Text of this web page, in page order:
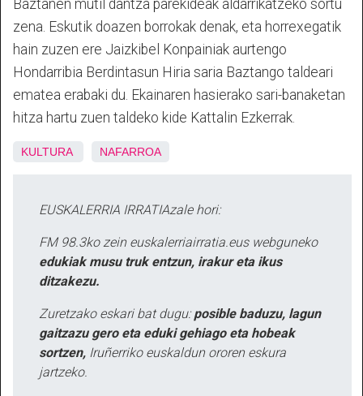
Baztanen mutil dantza parekideak aldarrikatzeko sortu
zena. Eskutik doazen borrokak denak, eta horrexegatik
hain zuzen ere Jaizkibel Konpainiak aurtengo
Hondarribia Berdintasun Hiria saria Baztango taldeari
ematea erabaki du. Ekainaren hasierako sari-banaketan
hitza hartu zuen taldeko kide Kattalin Ezkerrak.
KULTURA NAFARROA
EUSKALERRIA IRRATIAzale hori:
FM 98.3ko zein euskalerriairratia.eus webguneko
edukiak musu truk entzun, irakur eta ikus
ditzakezu.
Zuretzako eskari bat dugu: posible baduzu, lagun
gaitzazu gero eta eduki gehiago eta hobeak
sortzen, Iruñerriko euskaldun ororen eskura
jartzeko.